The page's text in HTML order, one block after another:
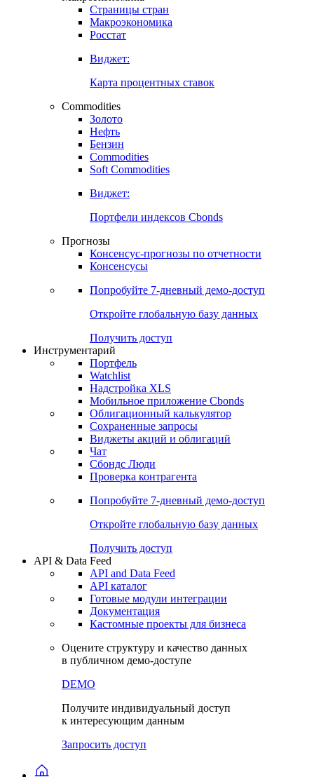
Возможность создания своего индекса
Страницы стран
Росстат
Виджет:
Карта процентных ставок
Commodities
Золото
Бензин
Soft Commodities
Виджет:
Портфели индексов Cbonds
Прогнозы
Консенсусы
Попробуйте7-дневный
Откройте глобальную базу данных
Получить доступ
Инструментарий
Портфель
Watchlist
Надстройка XLS
Мобильное приложение Cbonds
Облигационный калькулятор
Сохраненные запросы
Чат
Проверка контрагента
Попробуйте7-дневный
Откройте глобальную базу данных
Получить доступ
API & Data Feed
API and Data Feed
Готовые модули интеграции
Документация
в публичном демо-доступе